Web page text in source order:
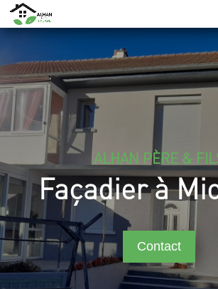
ALHAN PÈRE &
Façadier à
Contact